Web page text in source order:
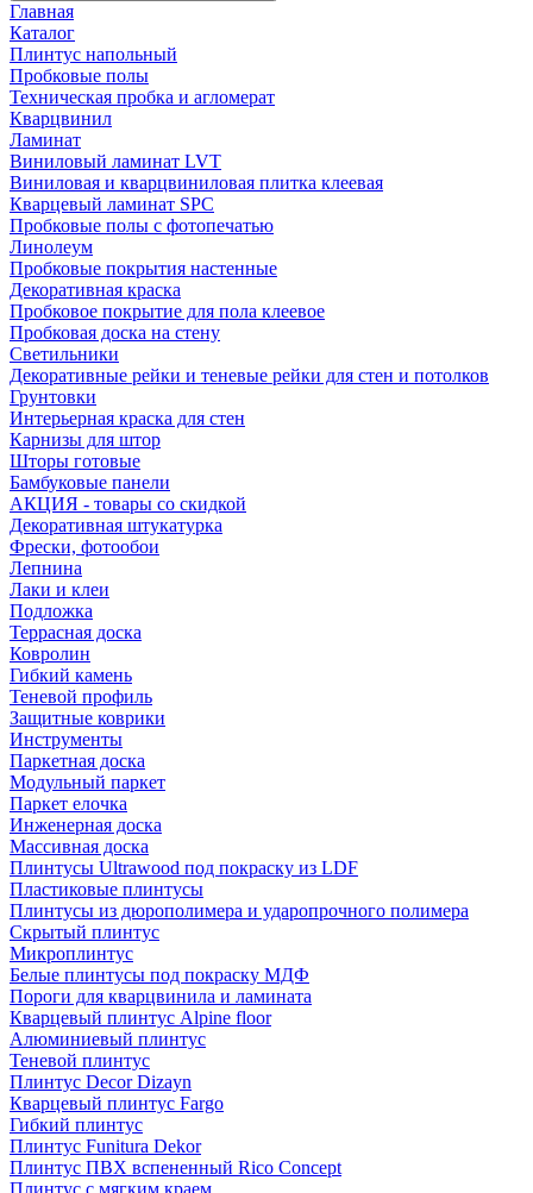
Главная
Каталог
Плинтус напольный
Пробковые полы
Техническая пробка и агломерат
Кварцвинил
Ламинат
Виниловый ламинат LVT
Виниловая и кварцвиниловая плитка клеевая
Кварцевый ламинат SPC
Пробковые полы с фотопечатью
Линолеум
Пробковые покрытия настенные
Декоративная краска
Пробковое покрытие для пола клеевое
Пробковая доска на стену
Светильники
Декоративные рейки и теневые рейки для стен и потолков
Грунтовки
Интерьерная краска для стен
Карнизы для штор
Шторы готовые
Бамбуковые панели
АКЦИЯ - товары со скидкой
Декоративная штукатурка
Фрески, фотообои
Лепнина
Лаки и клеи
Подложка
Террасная доска
Ковролин
Гибкий камень
Теневой профиль
Защитные коврики
Инструменты
Паркетная доска
Модульный паркет
Паркет елочка
Инженерная доска
Массивная доска
Плинтусы Ultrawood под покраску из LDF
Пластиковые плинтусы
Плинтусы из дюрополимера и ударопрочного полимера
Скрытый плинтус
Микроплинтус
Белые плинтусы под покраску МДФ
Пороги для кварцвинила и ламината
Кварцевый плинтус Alpine floor
Алюминиевый плинтус
Теневой плинтус
Плинтус Decor Dizayn
Кварцевый плинтус Fargo
Гибкий плинтус
Плинтус Funitura Dekor
Плинтус ПВХ вспененный Rico Concept
Плинтус с мягким краем